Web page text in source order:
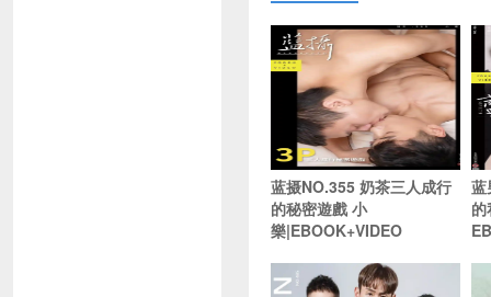
蓝摄NO.355 奶茶三人成行
的秘密遊戲 小
樂|EBOOK+VIDEO
蓝